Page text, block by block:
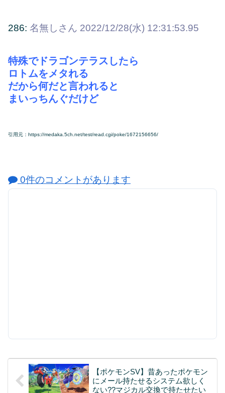
286: 名無しさん 2022/12/28(水) 12:31:53.95
特殊でドラゴンテラスしたら
ロトムをメタれる
だから何だと言われると
まいっちんぐだけど
引用元：https://medaka.5ch.net/test/read.cgi/poke/1672156656/
0件のコメントがあります
【ポケモンSV】昔あったポケモン
にメール持たせるシステム欲しく
ない??マジカル交換で持たせたい